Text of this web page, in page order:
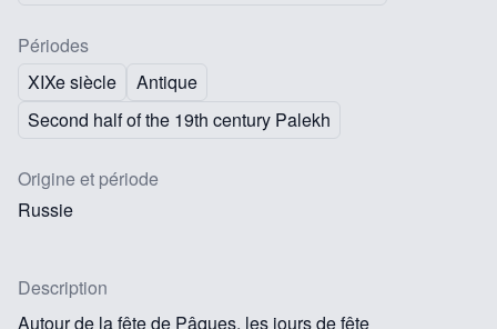
Périodes
XIXe siècle
Antique
Second half of the 19th century Palekh
Origine et période
Russie
Description
Autour de la fête de Pâques, les jours de fête